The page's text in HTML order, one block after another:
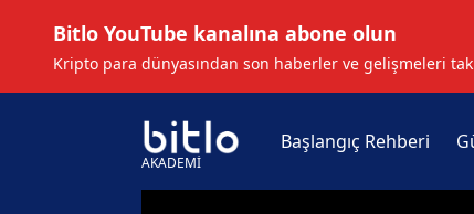
Bitlo YouTube kanalına abone olun
Kripto para dünyasından son haberler ve gelişmeleri
AKADEMİ
Başlangıç Rehberi